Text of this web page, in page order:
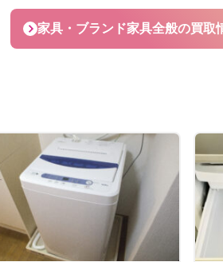
家具・ブランド家具全般の買取